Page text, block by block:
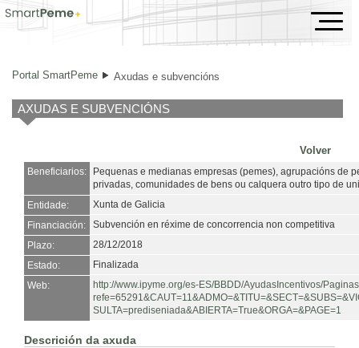
Axudas e subvencións
Portal SmartPeme Axudas e subvencións
AXUDAS E SUBVENCIÓNS
Volver
Beneficiarios:
Pequenas e medianas empresas (pemes), agrupacións de
privadas, comunidades de bens ou calquera outro tipo de
Entidade:
Xunta de Galicia
Financiación:
Subvención en réxime de concorrencia non competitiva
Plazo:
28/12/2018
Estado:
Finalizada
Web:
http://www.ipyme.org/es-ES/BBDD/AyudasIncentivos/
SULTA=prediseniada&ABIERTA=True&ORGA=&PAGE=1
Descrición da axuda